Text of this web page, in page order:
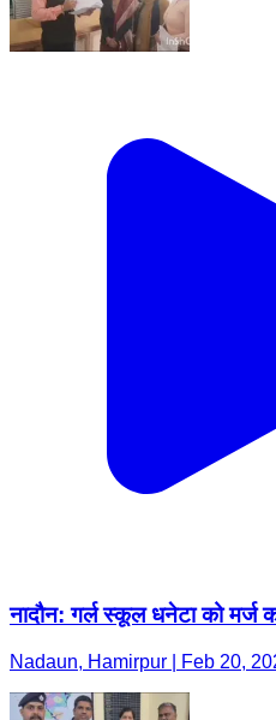
नादौन: गर्ल स्कूल धनेटा को मर्ज
Nadaun, Hamirpur | Feb 20,